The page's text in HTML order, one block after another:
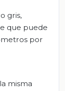
gris,
que puede
por
misma